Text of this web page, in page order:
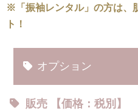
※「振袖レンタル」の方は、
ト！
オプション
販売 【価格：税別】